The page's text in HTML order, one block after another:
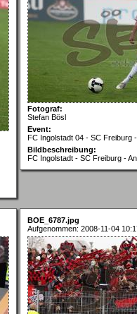
Fotograf:
Stefan Bösl
Event:
FC Ingolstadt 04 - SC Freiburg
Bildbeschreibung:
FC Ingolstadt - SC Freiburg -
BOE_6787.jpg
Aufgenommen: 2008-11-04